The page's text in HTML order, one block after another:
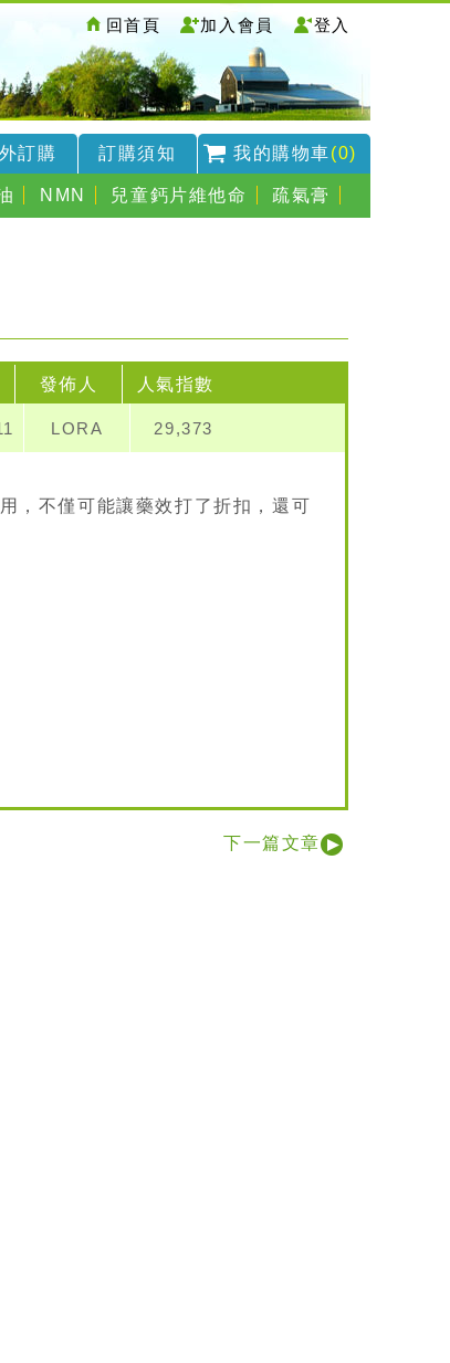
回首頁 加入會員 登入
訂購 訂購須知 我的購物車(0)
NMN 兒童鈣片維他命 疏氣膏
發佈人 人氣指數
LORA 29,373
，不僅可能讓藥效打了折扣，還可
下一篇文章